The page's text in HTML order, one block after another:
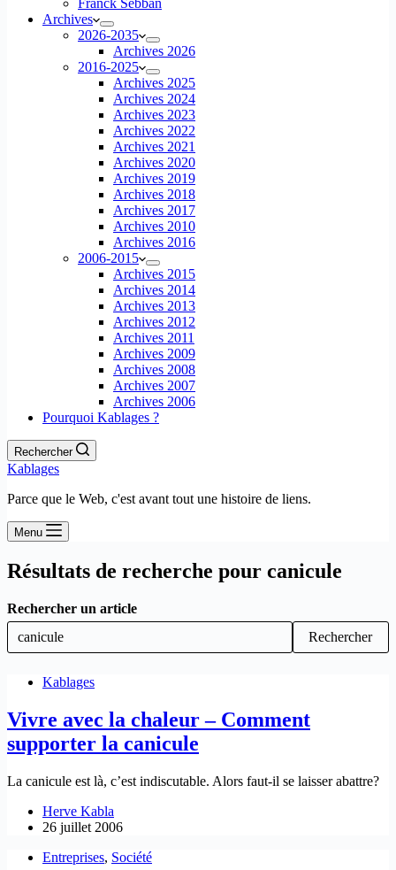
Franck Sebban
Archives
2026-2035
Archives 2026
2016-2025
Archives 2025
Archives 2024
Archives 2023
Archives 2022
Archives 2021
Archives 2020
Archives 2019
Archives 2018
Archives 2017
Archives 2010
Archives 2016
2006-2015
Archives 2015
Archives 2014
Archives 2013
Archives 2012
Archives 2011
Archives 2009
Archives 2008
Archives 2007
Archives 2006
Pourquoi Kablages ?
Rechercher
Kablages
Parce que le Web, c'est avant tout une histoire de liens.
Menu
Résultats de recherche pour canicule
Rechercher un article
Rechercher
Kablages
Vivre avec la chaleur – Comment
supporter la canicule
La canicule est là, c’est indiscutable. Alors faut-il se laisser abattre?
Herve Kabla
26 juillet 2006
Entreprises, Société